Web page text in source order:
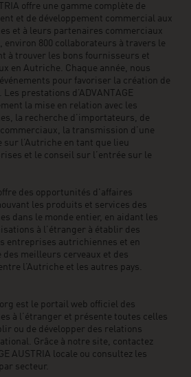
offre une gamme complète de
et de développement commercial aux
et à leurs partenaires commerciaux
800 collaborateurs à travers le
à trouver les bons fournisseurs et
en Autriche. Chaque année, nous
pour favoriser la création de
prestations d’ADVANTAGE
la mise en relation avec les
la recherche d’importateurs, de
la transmission d’une
l’Autriche en tant que lieu
et le conseil sur l’entrée sur le
des opportunités d'affaires
les produits et services des
dans le monde entier, en aidant les
à l’étranger à établir des
entreprises autrichiennes et en
meilleurs cerveaux et des
l’Autriche et les autres pays.
est le portail web officiel des
à l’étranger et présente toutes celles
ou de développer des relations
Grâce à notre site, contactez
AUSTRIA locale ou consultez les
secteur.